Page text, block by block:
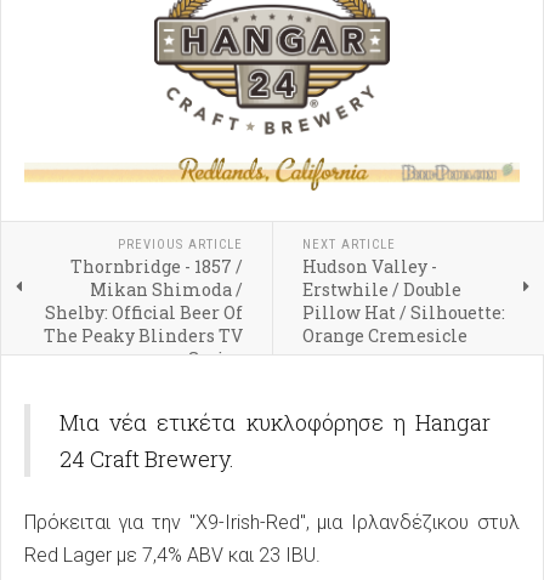
PREVIOUS ARTICLE
Thornbridge - 1857 /
Mikan Shimoda /
Shelby: Official Beer Of
The Peaky Blinders TV
Series
NEXT ARTICLE
Hudson Valley -
Erstwhile / Double
Pillow Hat / Silhouette:
Orange Cremesicle
Μια νέα ετικέτα κυκλοφόρησε η Hangar
24 Craft Brewery.
Πρόκειται για την "X9-Irish-Red", μια Ιρλανδέζικου στυλ
Red Lager με 7,4% ABV και 23 IBU.